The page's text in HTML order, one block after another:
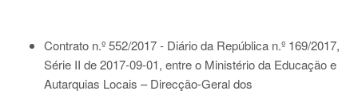
Contrato n.º 552/2017 - Diário da República n.º 169/2017,
Série II de 2017-09-01, entre o Ministério da Educação e
Autarquias Locais – Direcção-Geral dos